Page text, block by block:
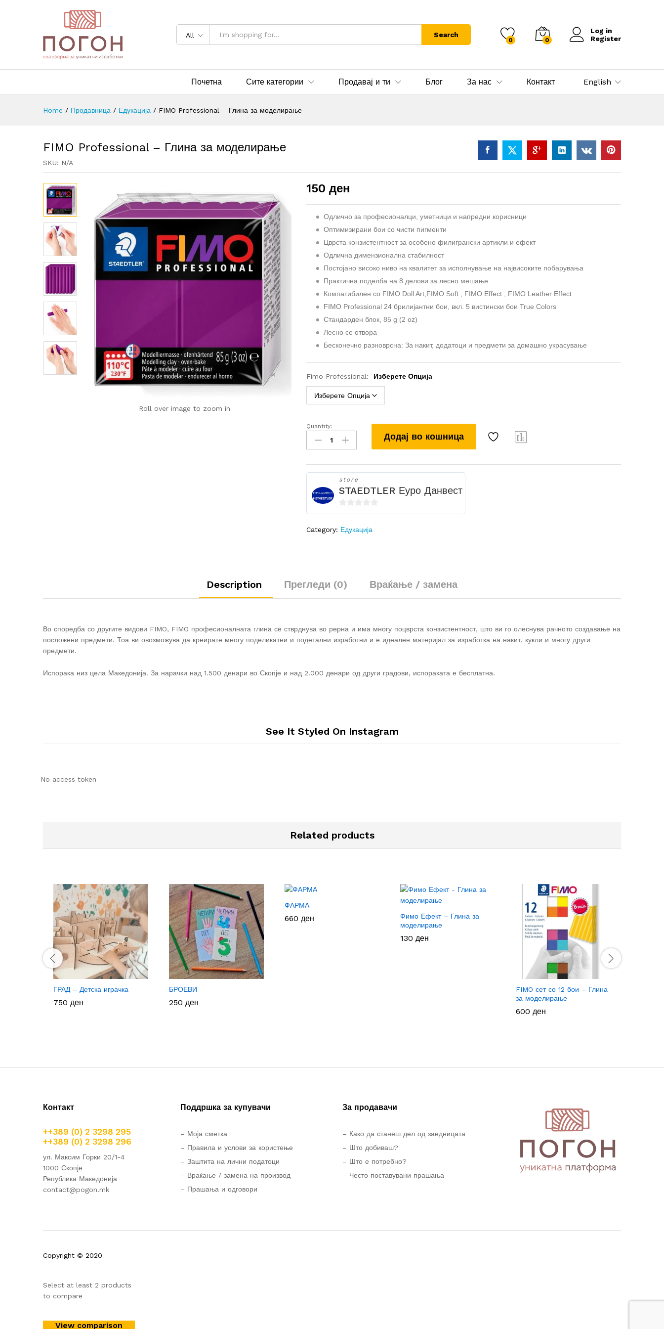
All Search
0 0
Log in
Register
Почетна Сите категории Продавај и ти Блог За нас Контакт English
Home / Продавница / Едукација / FIMO Professional – Глина за моделирање
FIMO Professional – Глина за моделирање
SKU: N/A
Roll over image to zoom in
150ден
Одлично за професионалци, уметници и напредни корисници
Оптимизирани бои со чисти пигменти
Цврста конзистентност за особено филигрански артикли и ефект
Одлична димензионална стабилност
Постојано високо ниво на квалитет за исполнување на највисоките побарувања
Практична поделба на 8 делови за лесно мешање
Компатибилен со FIMO Doll Art,FIMO Soft , FIMO Effect , FIMO Leather Effect
FIMO Professional 24 брилијантни бои, вкл. 5 вистински бои True Colors
Стандарден блок, 85 g (2 oz)
Лесно се отвора
Бесконечно разноврсна: За накит, додатоци и предмети за домашно украсување
Fimo Professional: Изберете Опција
FIMO
Professional
-
за
моделирање
quantity
Quantity:
Додај во кошница
store
STAEDTLER Еуро Данвест
0
Category: Едукација
Description Прегледи (0) Враќање / замена
Во споредба со другите видови FIMO, FIMO професионалната глина се стврднува во рерна и има многу поцврста конзистентност, што ви го олеснува рачното создавање на
посложени предмети. Тоа ви овозможува да креирате многу поделикатни и подетални изработни и е идеален материјал за изработка на накит, кукли и многу други
предмети.
Испорака низ цела Македонија. За нарачки над 1.500 денари во Скопје и над 2.000 денари од други градови, испораката е бесплатна.
See It Styled On Instagram
No access token
Related products
ГРАД – Детска играчка
750 ден
750 ден
БРОЕВИ
250 ден
250 ден
ФАРМА
660 ден
660 ден
Фимо Ефект – Глина за
моделирање
130 ден
130 ден
FIMO сет со 12 бои – Глина
за моделирање
600 ден
600 ден
Контакт
++389 (0) 2 3298 295
++389 (0) 2 3298 296
ул. Максим Горки 20/1-4
1000 Скопје
Република Македонија
contact@pogon.mk
Поддршка за купувачи
– Моја сметка
– Правила и услови за користење
– Заштита на лични податоци
– Враќање / замена на производ
– Прашања и одговори
За продавачи
– Како да станеш дел од заедницата
– Што добиваш?
– Што е потребно?
– Често поставувани прашања
Copyright © 2020
Select at least 2 products
to compare
View comparison